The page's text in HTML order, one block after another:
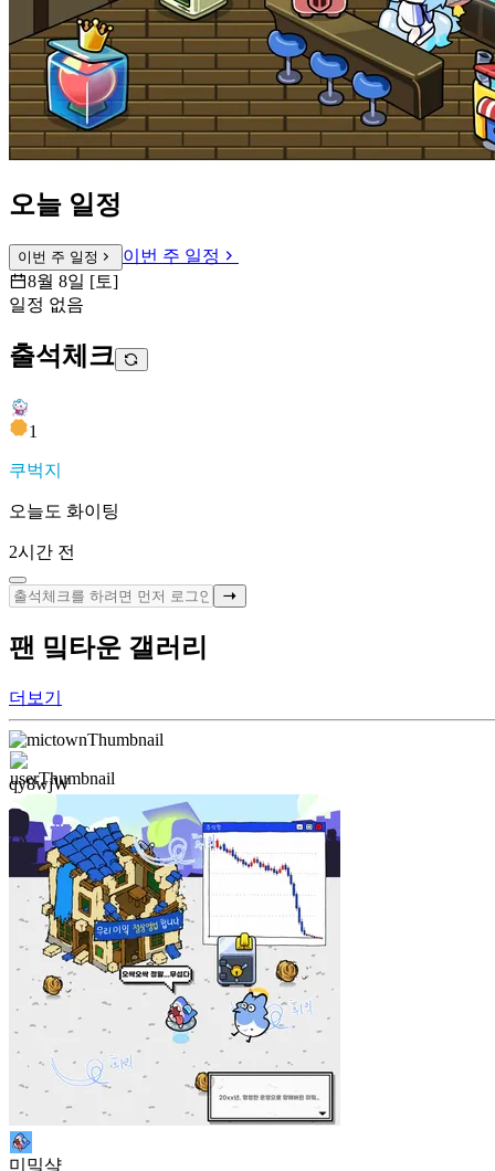
오늘 일정
이번 주 일정
이번 주 일정
8월 8일 [토]
일정 없음
출석체크
1
쿠벅지
오늘도 화이팅
2시간 전
팬 밐타운 갤러리
더보기
qy8wjW
미밐샼